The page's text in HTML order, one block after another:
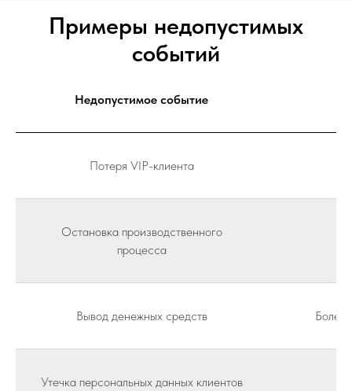
Примеры недопустимых
событий
Недопустимое событие
Потеря VIP-клиента
Остановка производственного
процесса
Вывод денежных средств Более
Утечка персональных данных клиентов